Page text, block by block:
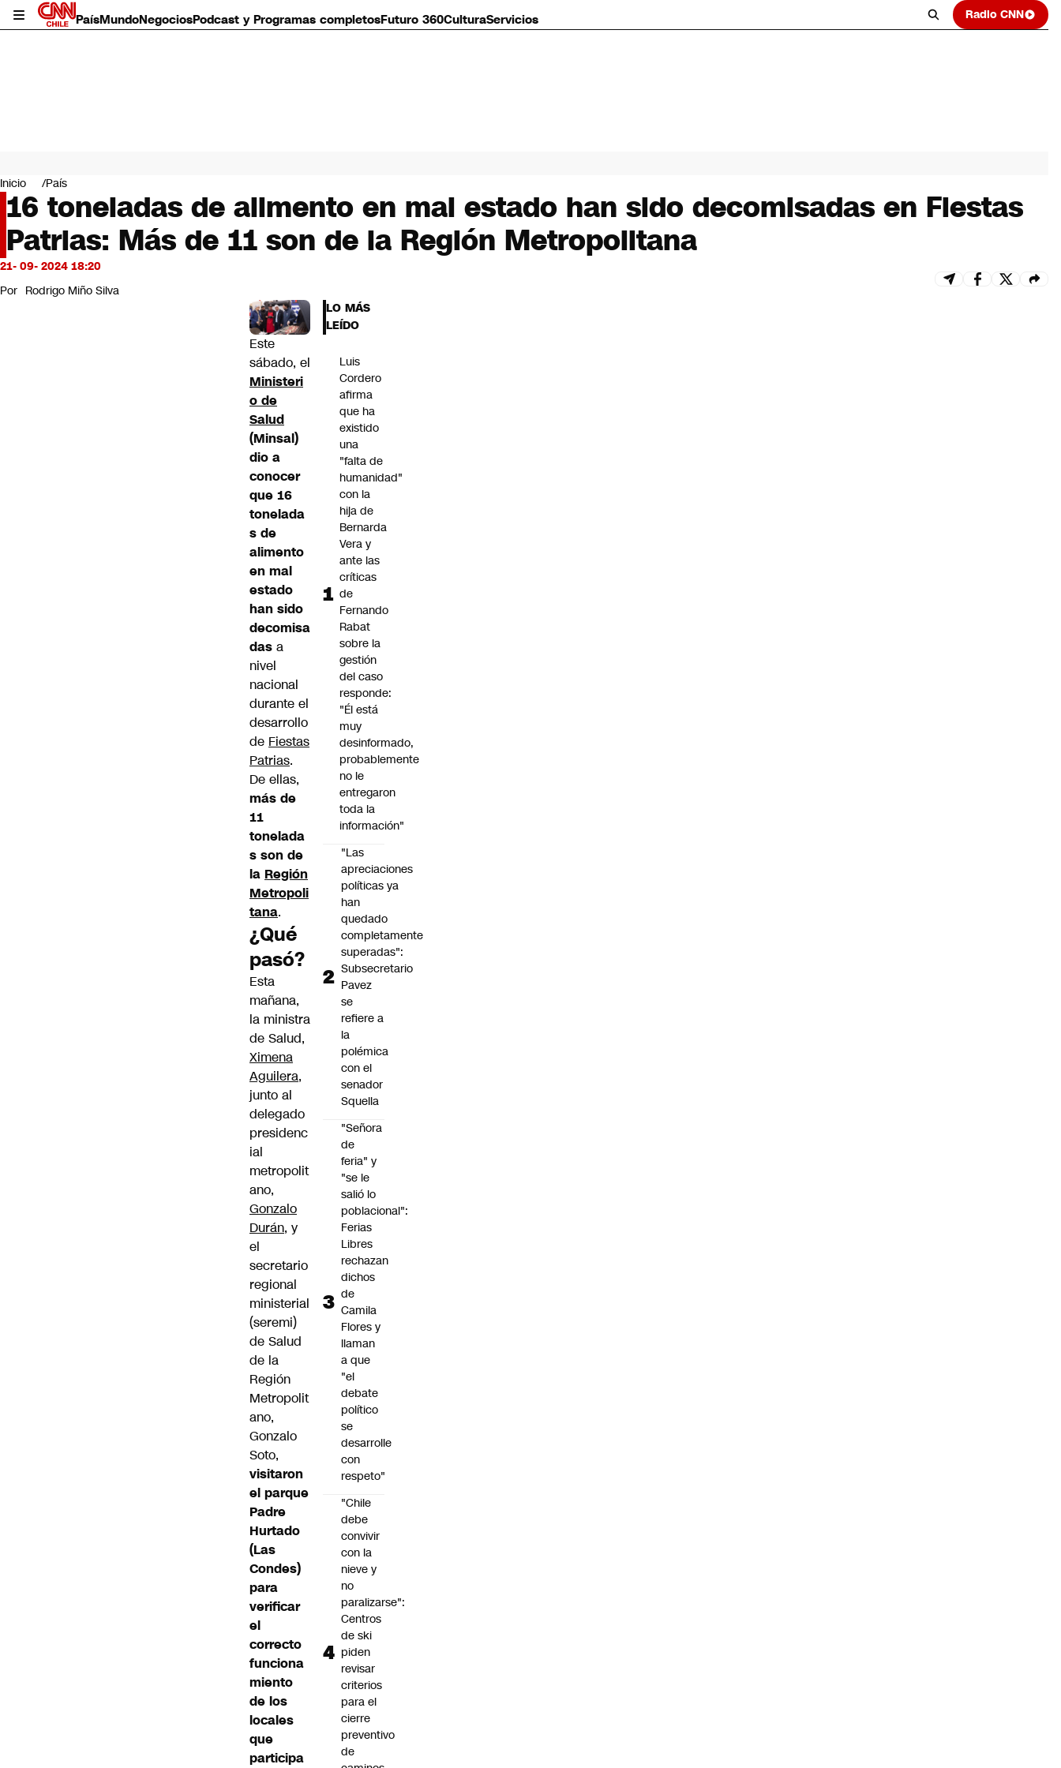
PaísMundoNegociosPodcast y Programas completosFuturo 360CulturaServicios Radio CNN
Mundo
Negocios
Deportes
Programas completos
Cultura
Servicios
Bits
CNN Data
Inicio País
16 toneladas de alimento en mal estado han sido decomisadas en Fiestas
Patrias: Más de 11 son de la Región Metropolitana
21- 09- 2024 18:20
Por Rodrigo Miño Silva
Este
sábado, el
Ministeri
o de
Salud
(Minsal)
dio a
conocer
que 16
tonelada
s de
alimento
en mal
estado
han sido
decomisa
das a
nivel
nacional
durante el
desarrollo
de Fiestas
Patrias.
De ellas,
más de
11
tonelada
s son de
la Región
Metropoli
tana.
¿Qué
pasó?
Esta
mañana,
la ministra
de Salud,
Ximena
Aguilera,
junto al
delegado
presidenc
ial
metropolit
ano,
Gonzalo
Durán, y
el
secretario
regional
ministerial
(seremi)
de Salud
de la
Región
Metropolit
ano,
Gonzalo
Soto,
visitaron
el parque
Padre
Hurtado
(Las
Condes)
para
verificar
el
correcto
funciona
miento
de los
locales
que
participa
LO MÁS
LEÍDO
Luis
Cordero
afirma
que ha
existido
una
"falta de
humanidad"
con la
hija de
Bernarda
Vera y
ante las
críticas
de
Fernando
Rabat
sobre la
gestión
del caso
responde:
"Él está
muy
desinformado,
probablemente
no le
entregaron
toda la
información"
"Las
apreciaciones
políticas ya
han
quedado
completamente
superadas":
Subsecretario
Pavez
se
refiere a
la
polémica
con el
senador
Squella
"Señora
de
feria" y
"se le
salió lo
poblacional":
Ferias
Libres
rechazan
dichos
de
Camila
Flores y
llaman
a que
"el
debate
político
se
desarrolle
con
respeto"
"Chile
debe
convivir
con la
nieve y
no
paralizarse":
Centros
de ski
piden
revisar
criterios
para el
cierre
preventivo
de